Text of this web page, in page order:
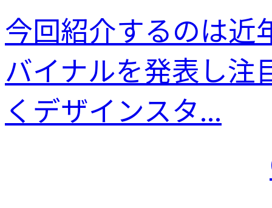
今回紹介するのは近
バイナルを発表し注
くデザインスタ...